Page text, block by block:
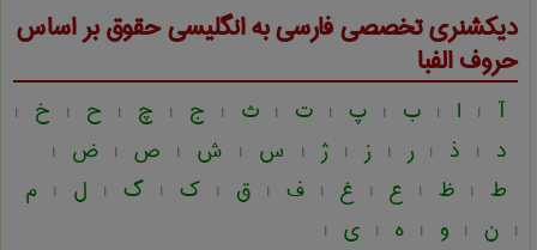
دیکشنری تخصصی فارسی به انگلیسیحقوقبر اساس
حروف الفبا
آ | ا | ب | پ | ت | ث | ج | چ | ح | خ |
د | ذ | ر | ز | ژ | س | ش | ص | ض |
ط | ظ | ع | غ | ف | ق | ک | گ | ل | م
| ن | و | ه | ی |